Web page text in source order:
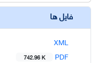
فایل ها
XML
PDF
742.96 K